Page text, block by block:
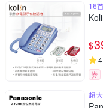
16
$
券
超